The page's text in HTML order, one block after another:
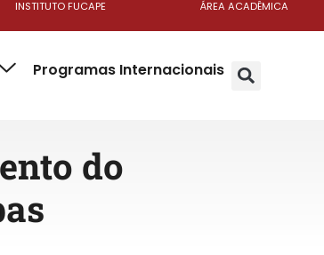
INSTITUTO FUCAPE ÁREA ACADÊMICA
Programas Internacionais
do